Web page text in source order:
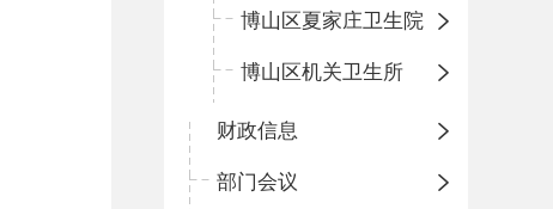
博山区夏家庄卫生院
博山区机关卫生所
财政信息
部门会议